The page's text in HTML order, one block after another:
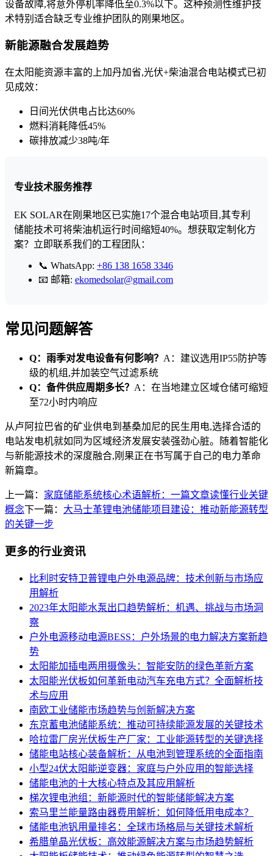
设备故障,将意外停机率降低至0.3%以下。这种预测性维护技
术特别适合缺乏专业维护团队的刚果地区。
新能源融合发展趋势
在太阳能资源丰富的上加丹加省,光伏+柴油混合电站模式已初
见成效：
日间光伏供电占比达60%
燃料消耗降低45%
碳排放减少38吨/年
专业技术服务推荐
EK SOLAR在刚果地区已实施17个混合电站项目,其专利
储能技术可将柴油机运行时间缩短40%。想获取定制化方
案？立即联系我们的工程团队：
📞 WhatsApp: +86 138 1658 3346
📧 邮箱: ekomedsolar@gmail.com
常见问题解答
Q：雨季对发电设备有何影响？ A：建议选用IP55防护等
级的机组,并加装空气过滤系统
Q：备件供应周期多长？ A：在当地建立区域仓储可缩短
至72小时内响应
从卢阿拉巴省的矿业供电到基桑加尼的民生用电,选择合适的
电站发电机就如同为区域经济发展安装强劲心脏。随着智能化
与新能源技术的深度融合,刚果正在书写属于自己的电力革命
新篇章。
上一篇： 家庭储能系统核心术语解析：一篇文章读懂行业关键
概念下一篇： 大马士革锂电池储能项目建设：推动新能源转型
的关键一步
更多的行业资讯
比利时安特卫普锂电户外电源品牌：技术创新与市场应
用解析
2023年太阳能水泵出口趋势解析：机遇、挑战与市场洞
察
户外电源移动电源BESS：户外场景的电力解决方案新趋
势
太阳能加插电两用摄像头：智能安防的绿色革新方案
太阳能光伏板如何革新电动汽车充电方式？全面解析技
术与应用
南欧工业储能市场趋势与创新解决方案
东京蓄电池储能系统：推动可持续能源发展的关键技术
哈拉雷厂房光伏板生产厂家：工业能源转型的关键选择
储能电站核心装备解析：从电池到管理系统的全面指南
小型24伏太阳能逆变器：家庭与户外应用的智能选择
储能电池的十大核心特点及其应用解析
梯次锂电池组：新能源时代的智能储能解决方案
索马里兰能量路由器费用解析：如何降低用电成本？
储能电池钒用量排名：全球市场格局与关键技术解析
希腊单晶光伏板：高效能源解决方案与市场趋势解析